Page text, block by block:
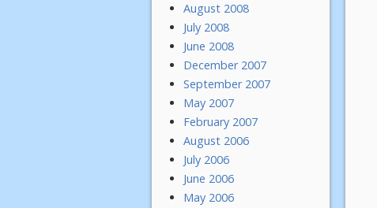
August 2008
July 2008
June 2008
December 2007
September 2007
May 2007
February 2007
August 2006
July 2006
June 2006
May 2006